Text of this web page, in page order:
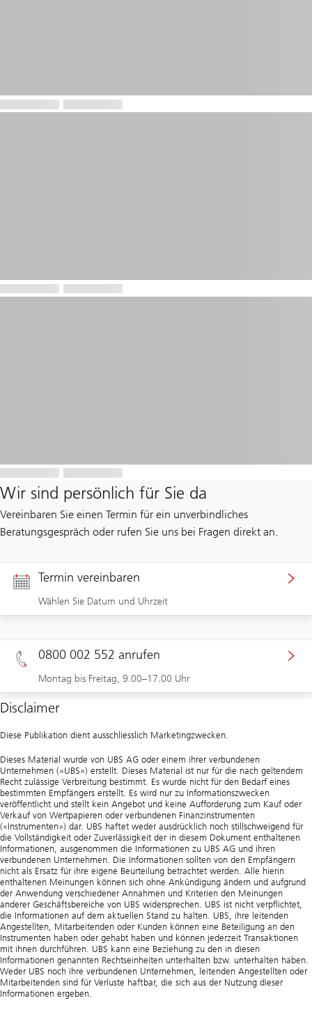
Wir sind persönlich für Sie da
Vereinbaren Sie einen Termin für ein unverbindliches
Beratungsgespräch oder rufen Sie uns bei Fragen direkt an.
Termin vereinbaren
Wählen Sie Datum und Uhrzeit
0800 002 552 anrufen
Montag bis Freitag, 9.00–17.00 Uhr
Disclaimer
Diese Publikation dient ausschliesslich Marketingzwecken.
Dieses Material wurde von UBS AG oder einem ihrer verbundenen
Unternehmen («UBS») erstellt. Dieses Material ist nur für die nach geltendem
Recht zulässige Verbreitung bestimmt. Es wurde nicht für den Bedarf eines
bestimmten Empfängers erstellt. Es wird nur zu Informationszwecken
veröffentlicht und stellt kein Angebot und keine Aufforderung zum Kauf oder
Verkauf von Wertpapieren oder verbundenen Finanzinstrumenten
(«Instrumenten») dar. UBS haftet weder ausdrücklich noch stillschweigend für
die Vollständigkeit oder Zuverlässigkeit der in diesem Dokument enthaltenen
Informationen, ausgenommen die Informationen zu UBS AG und ihren
verbundenen Unternehmen. Die Informationen sollten von den Empfängern
nicht als Ersatz für ihre eigene Beurteilung betrachtet werden. Alle hierin
enthaltenen Meinungen können sich ohne Ankündigung ändern und aufgrund
der Anwendung verschiedener Annahmen und Kriterien den Meinungen
anderer Geschäftsbereiche von UBS widersprechen. UBS ist nicht verpflichtet,
die Informationen auf dem aktuellen Stand zu halten. UBS, ihre leitenden
Angestellten, Mitarbeitenden oder Kunden können eine Beteiligung an den
Instrumenten haben oder gehabt haben und können jederzeit Transaktionen
mit ihnen durchführen. UBS kann eine Beziehung zu den in diesen
Informationen genannten Rechtseinheiten unterhalten bzw. unterhalten haben.
Weder UBS noch ihre verbundenen Unternehmen, leitenden Angestellten oder
Mitarbeitenden sind für Verluste haftbar, die sich aus der Nutzung dieser
Informationen ergeben.